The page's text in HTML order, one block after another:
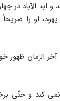
و ابد الآباد در
او را صریحاً
الزمان ظهور
کند و حتّى